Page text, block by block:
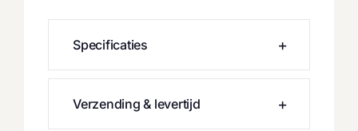
Specificaties
Verzending & levertijd